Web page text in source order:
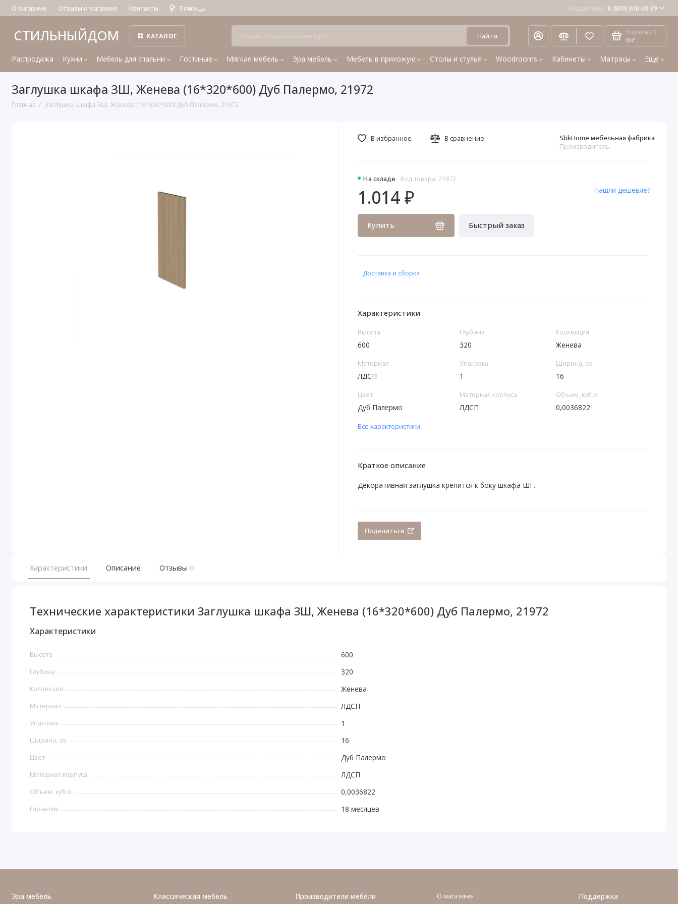
О магазине Отзывы о магазине Контакты Помощь Поддержка 8 (800) 300-68-69
СТИЛЬНЫЙДОМ КАТАЛОГ Найти Корзина 0
0 ₽
Распродажа Кухни Мебель для спальни Гостиные Мягкая мебель Эра мебель Мебель в прихожую Столы и стулья Woodrooms Кабинеты Матрасы Еще
Заглушка шкафа ЗШ, Женева (16*320*600) Дуб Палермо, 21972
Главная Заглушка шкафа ЗШ, Женева (16*320*600) Дуб Палермо, 21972
На складе Код товара: 21972
SbkHome мебельная фабрика
Производитель
1.014 ₽
Купить Быстрый заказ
Нашли дешевле?
В избранное В сравнение
Доставка и сборка
Характеристики
Высота
600
Глубина
320
Коллекция
Женева
Материал
ЛДСП
Упаковка
1
Ширина, см
16
Цвет
Дуб Палермо
Материал корпуса
ЛДСП
Объем, куб.м
0,0036822
Все характеристики
Краткое описание
Декоративная заглушка крепится к боку шкафа ШГ.
Поделиться
Характеристики Описание Отзывы 0
Технические характеристики Заглушка шкафа ЗШ, Женева (16*320*600) Дуб Палермо, 21972
Характеристики
Высота 600
Глубина 320
Коллекция Женева
Материал ЛДСП
Упаковка 1
Ширина, см 16
Цвет Дуб Палермо
Материал корпуса ЛДСП
Объем, куб.м 0,0036822
Гарантия 18 месяцев
Эра мебель Классическая мебель Производители мебели О магазине Поддержка